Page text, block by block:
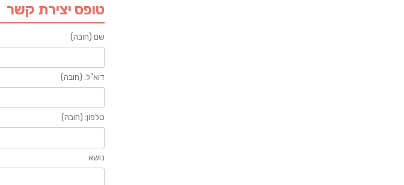
טופס יצירת קשר
שם (חובה)
דוא"ל: (חובה)
טלפון: (חובה)
נושא